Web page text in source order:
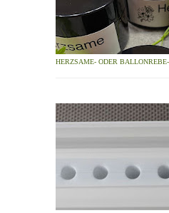
HERZSAME- ODER